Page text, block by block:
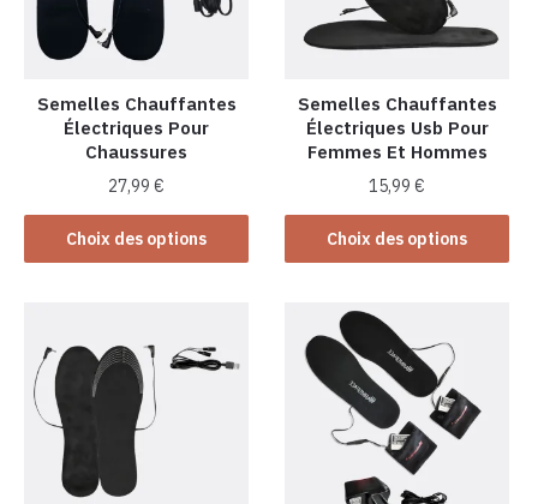
être
choisies
la
page
du
produit
Semelles Chauffantes
Électriques Pour
Chaussures
27,99€
Choix des options
Ce
produit
variations.
Les
options
peuvent
être
choisies
Semelles Chauffantes
Électriques Usb Pour
Femmes Et Hommes
15,99€
Choix des options
Ce
produit
variations.
Les
options
peuvent
être
choisies